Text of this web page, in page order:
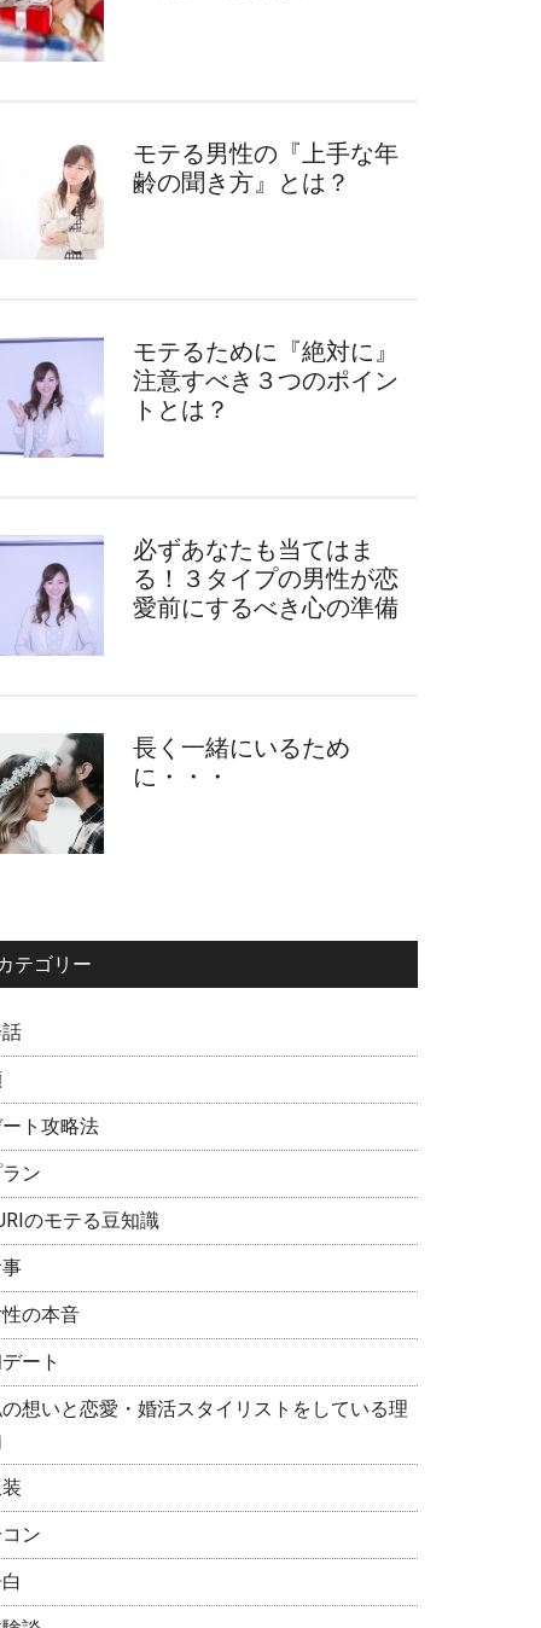
モテる男性の『上手な年
齢の聞き方』とは？
モテるために『絶対に』
注意すべき３つのポイン
トとは？
必ずあなたも当てはま
る！３タイプの男性が恋
愛前にするべき心の準備
長く一緒にいるため
に・・・
テゴリー
ト攻略法
ン
のモテる豆知識
の本音
ート
想いと恋愛・婚活スタイリストをしている理
ン